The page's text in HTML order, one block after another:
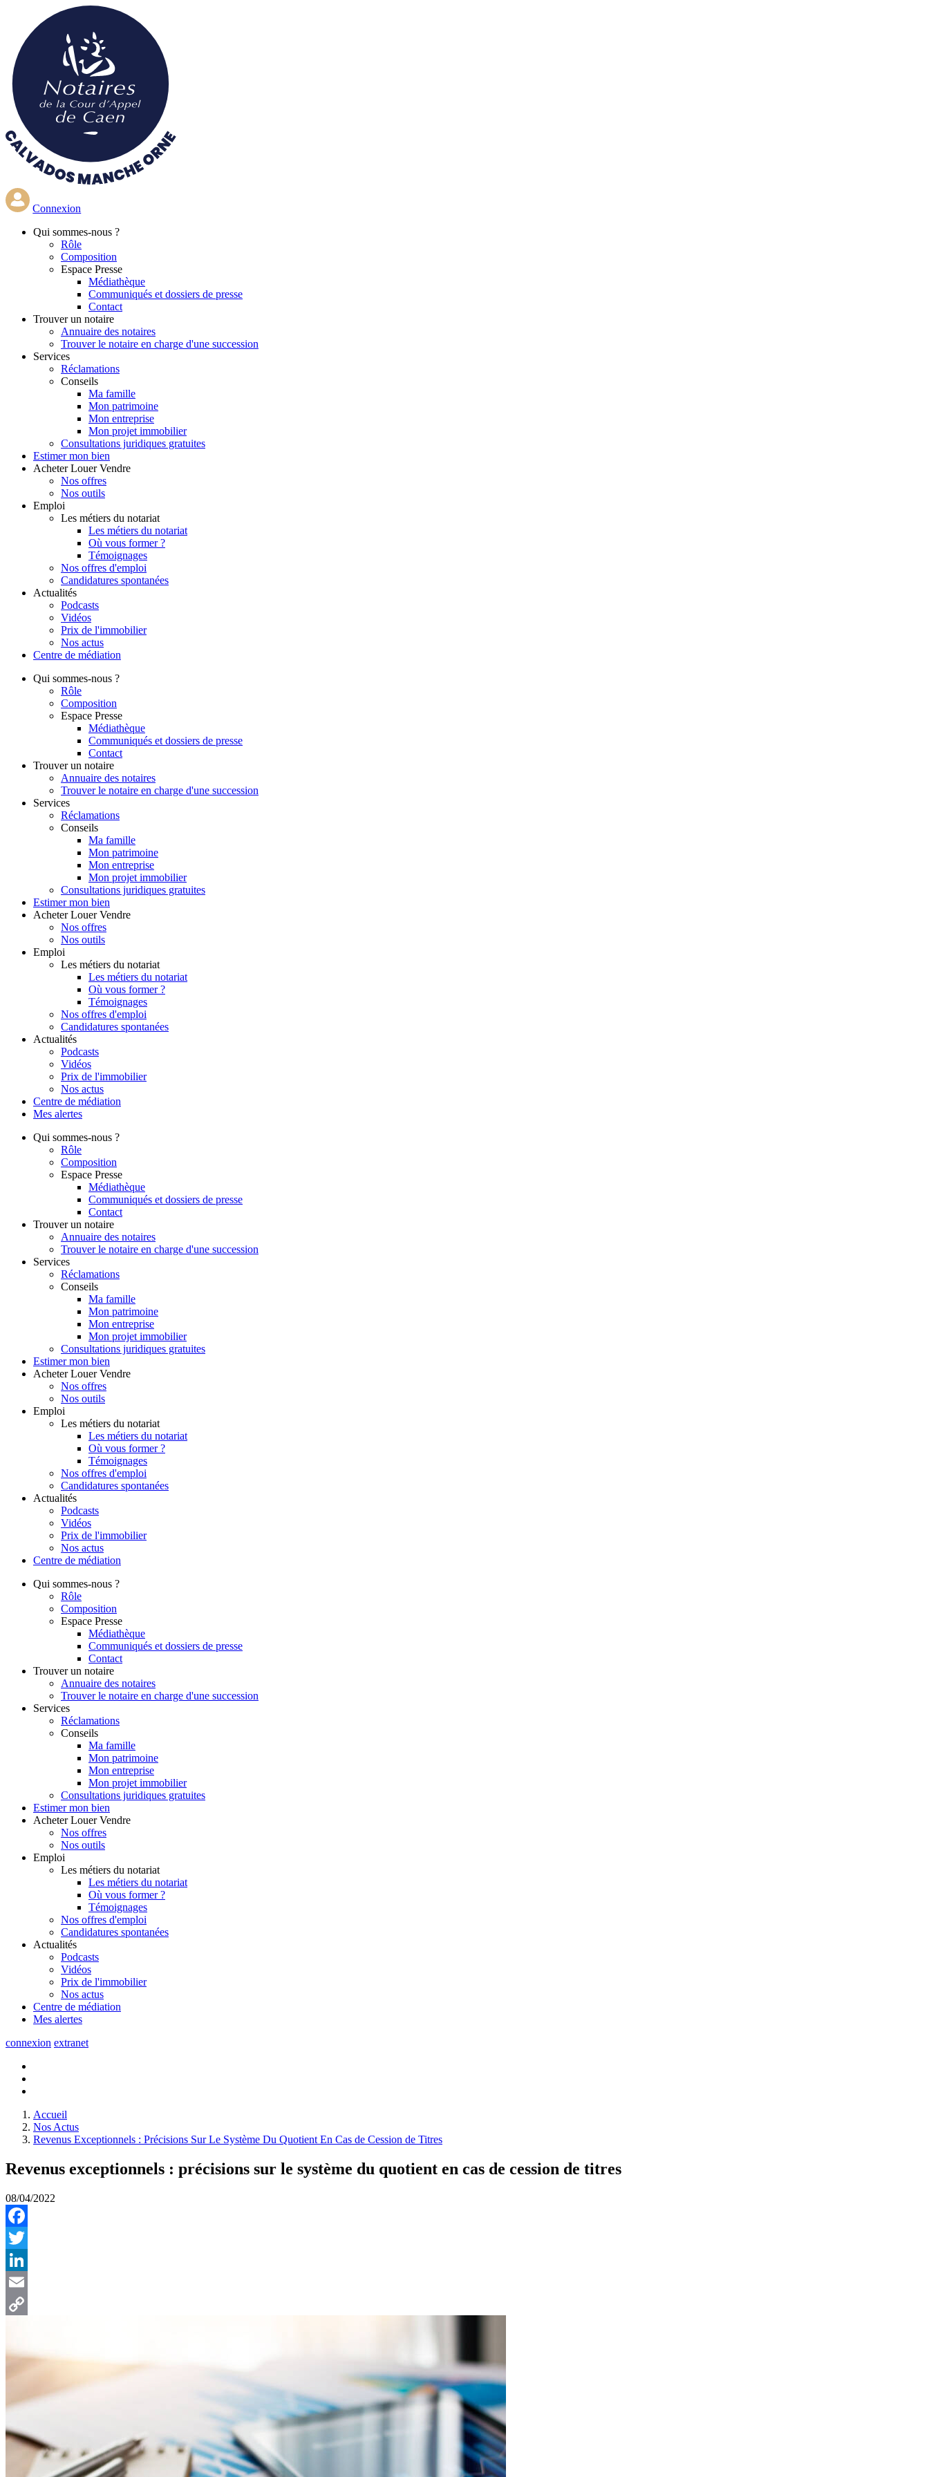
contenu
principal
Connexion
Qui sommes-nous ?
Rôle
Composition
Espace Presse
Médiathèque
Communiqués et dossiers de presse
Contact
Trouver un notaire
Annuaire des notaires
Trouver le notaire en charge d'une succession
Services
Réclamations
Conseils
Ma famille
Mon patrimoine
Mon entreprise
Mon projet immobilier
Consultations juridiques gratuites
Estimer mon bien
Acheter Louer Vendre
Nos offres
Nos outils
Emploi
Les métiers du notariat
Les métiers du notariat
Où vous former ?
Témoignages
Nos offres d'emploi
Candidatures spontanées
Actualités
Podcasts
Vidéos
Prix de l'immobilier
Nos actus
Centre de médiation
Qui sommes-nous ?
Rôle
Composition
Espace Presse
Médiathèque
Communiqués et dossiers de presse
Contact
Trouver un notaire
Annuaire des notaires
Trouver le notaire en charge d'une succession
Services
Réclamations
Conseils
Ma famille
Mon patrimoine
Mon entreprise
Mon projet immobilier
Consultations juridiques gratuites
Estimer mon bien
Acheter Louer Vendre
Nos offres
Nos outils
Emploi
Les métiers du notariat
Les métiers du notariat
Où vous former ?
Témoignages
Nos offres d'emploi
Candidatures spontanées
Actualités
Podcasts
Vidéos
Prix de l'immobilier
Nos actus
Centre de médiation
Mes alertes
Qui sommes-nous ?
Rôle
Composition
Espace Presse
Médiathèque
Communiqués et dossiers de presse
Contact
Trouver un notaire
Annuaire des notaires
Trouver le notaire en charge d'une succession
Services
Réclamations
Conseils
Ma famille
Mon patrimoine
Mon entreprise
Mon projet immobilier
Consultations juridiques gratuites
Estimer mon bien
Acheter Louer Vendre
Nos offres
Nos outils
Emploi
Les métiers du notariat
Les métiers du notariat
Où vous former ?
Témoignages
Nos offres d'emploi
Candidatures spontanées
Actualités
Podcasts
Vidéos
Prix de l'immobilier
Nos actus
Centre de médiation
Qui sommes-nous ?
Rôle
Composition
Espace Presse
Médiathèque
Communiqués et dossiers de presse
Contact
Trouver un notaire
Annuaire des notaires
Trouver le notaire en charge d'une succession
Services
Réclamations
Conseils
Ma famille
Mon patrimoine
Mon entreprise
Mon projet immobilier
Consultations juridiques gratuites
Estimer mon bien
Acheter Louer Vendre
Nos offres
Nos outils
Emploi
Les métiers du notariat
Les métiers du notariat
Où vous former ?
Témoignages
Nos offres d'emploi
Candidatures spontanées
Actualités
Podcasts
Vidéos
Prix de l'immobilier
Nos actus
Centre de médiation
Mes alertes
connexion extranet
Accueil
Nos Actus
Revenus Exceptionnels : Précisions Sur Le Système Du Quotient En Cas de Cession de Titres
Revenus exceptionnels : précisions sur le système du quotient en cas de cession de titres
08/04/2022
Facebook
Twitter
LinkedIn
Email
Link